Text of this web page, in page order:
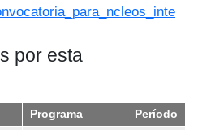
por esta
Programa
Período